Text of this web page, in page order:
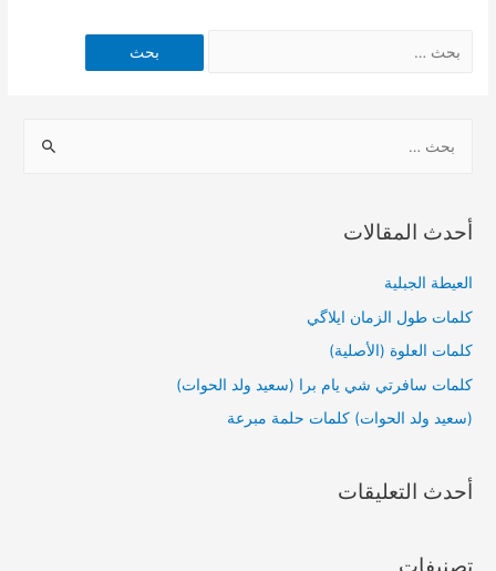
أحدث المقالات
العيطة الجبلية
كلمات طول الزمان ايلاگي
كلمات العلوة (الأصلية)
كلمات سافرتي شي يام برا (سعيد ولد الحوات)
(سعيد ولد الحوات) كلمات حلمة مبرعة
أحدث التعليقات
تصنيفات